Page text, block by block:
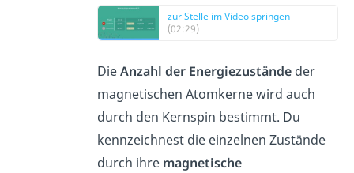
zur Stelle im Video springen
(02:29)
DieAnzahl der Energiezuständeder
magnetischen Atomkerne wird auch
durch den Kernspin bestimmt. Du
kennzeichnest die einzelnen Zustände
durch ihre magnetische